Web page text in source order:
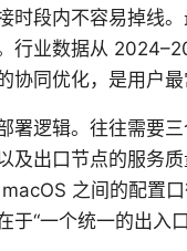
时段内不容易掉线
行业数据从
协同优化，是用户最
署逻辑。往往需要
及出口节点的服务
之间的配置口
于“一个统一的出入